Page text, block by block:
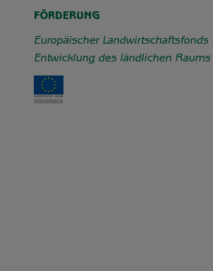
FÖRDERUNG
Europäischer Landwirtschaftsfonds
Entwicklung des ländlichen Raums
Externer Link zu https://